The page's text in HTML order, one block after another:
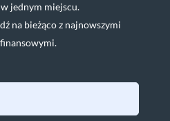
jednym miejscu.
na bieżąco z najnowszymi